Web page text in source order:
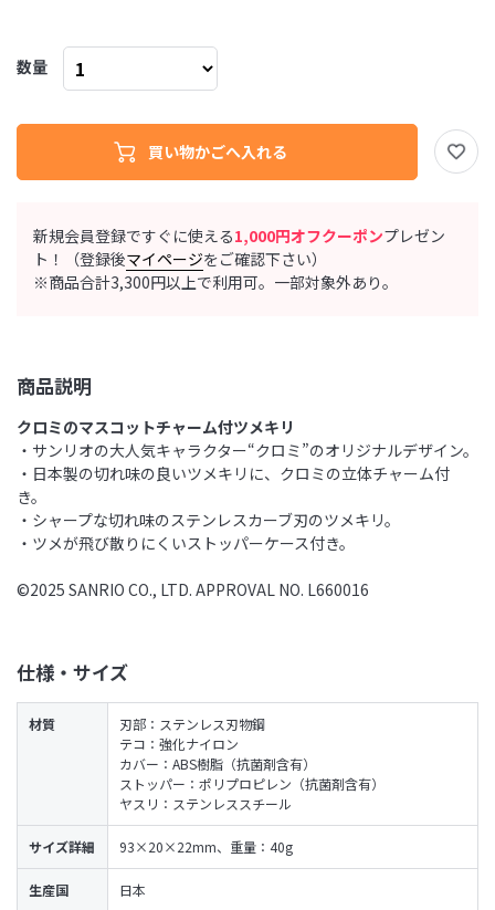
新規会員登録ですぐに使える1,000円オフクーポンプレゼン
ト！（登録後マイページをご確認下さい）
※商品合計3,300円以上で利用可。一部対象外あり。
商品説明
クロミのマスコットチャーム付ツメキリ
・サンリオの大人気キャラクター“クロミ”のオリジナルデザイン。
・日本製の切れ味の良いツメキリに、クロミの立体チャーム付
き。
・シャープな切れ味のステンレスカーブ刃のツメキリ。
・ツメが飛び散りにくいストッパーケース付き。
©2025 SANRIO CO., LTD. APPROVAL NO. L660016
仕様・サイズ
材質
刃部：ステンレス刃物鋼
テコ：強化ナイロン
カバー：ABS樹脂（抗菌剤含有）
ストッパー：ポリプロピレン（抗菌剤含有）
ヤスリ：ステンレススチール
サイズ詳細 93×20×22mm、重量：40g
生産国 日本
数量